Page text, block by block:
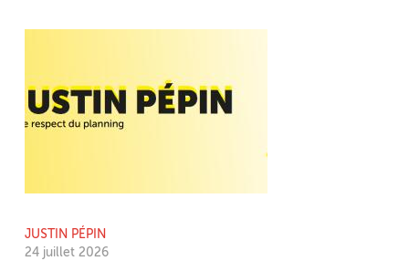
JUSTIN PÉPIN
24 juillet 2026